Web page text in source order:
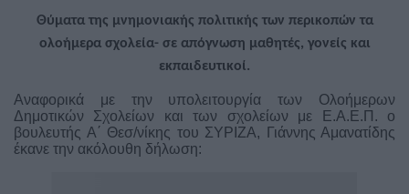
Θύματα της μνημονιακής πολιτικής των περικοπών τα
ολοήμερα σχολεία- σε απόγνωση μαθητές, γονείς και
εκπαιδευτικοί.
Αναφορικά με την υπολειτουργία των Ολοήμερων
Δημοτικών Σχολείων και των σχολείων με Ε.Α.Ε.Π.
ο
βουλευτής Α΄ Θεσ/νίκης του ΣΥΡΙΖΑ, Γιάννης Αμανατίδης
έκανε την ακόλουθη δήλωση: